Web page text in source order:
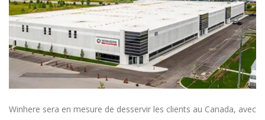
Winhere sera en mesure de desservir les clients au Canada, avec